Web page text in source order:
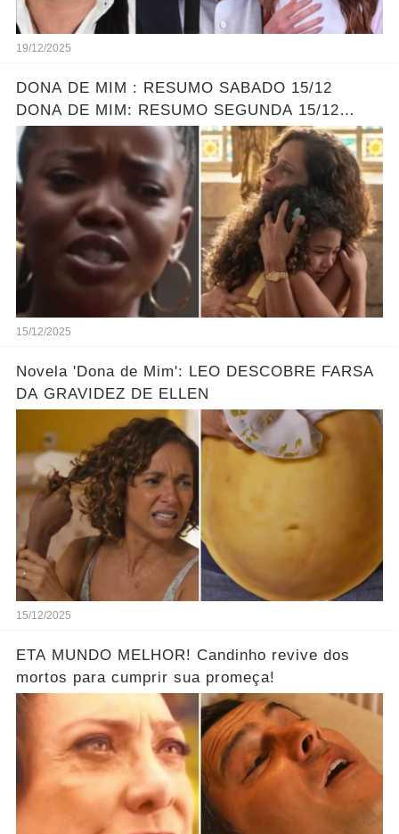
19/12/2025
DONA DE MIM : RESUMO SABADO 15/12
DONA DE MIM: RESUMO SEGUNDA 15/12
ELLEN ENCONTRA SOFIA - LEONA DESCOBRE
O PLANO DE ELLEN
15/12/2025
Novela 'Dona de Mim': LEO DESCOBRE FARSA
DA GRAVIDEZ DE ELLEN
15/12/2025
ETA MUNDO MELHOR! Candinho revive dos
mortos para cumprir sua promeça!